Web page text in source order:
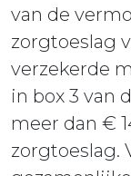
van de
zorgtoeslag
verzekerde
in box 3 van
meer dan €
zorgtoeslag.